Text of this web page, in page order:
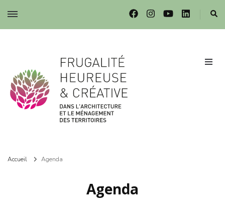
Frugalité dans l'architecture et le ménagement des territoires
Accueil Agenda
Agenda